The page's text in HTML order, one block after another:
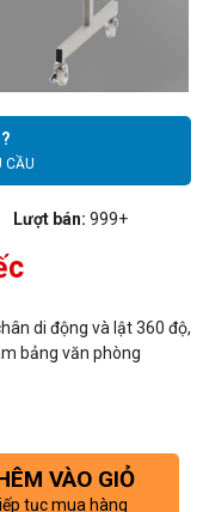
CẦU
Lượt bán: 999+
di động và lật 360 độ,
bảng văn phòng
VÀO GIỎ
tục mua hàng